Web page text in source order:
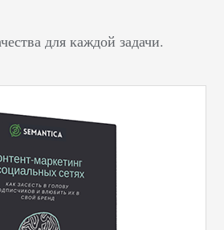
для каждой задачи.